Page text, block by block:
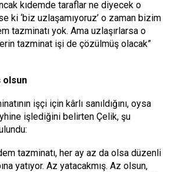
kıdemde taraflar ne diyecek o
ki ‘biz uzlaşamıyoruz’ o zaman bizim
tazminatı yok. Ama uzlaşırlarsa o
tazminat işi de çözülmüş olacak”
olsun
işçi için kârlı sanıldığını, oysa
işlediğini belirten Çelik, şu
tazminatı, her ay az da olsa düzenli
yatıyor. Az yatacakmış. Az olsun,